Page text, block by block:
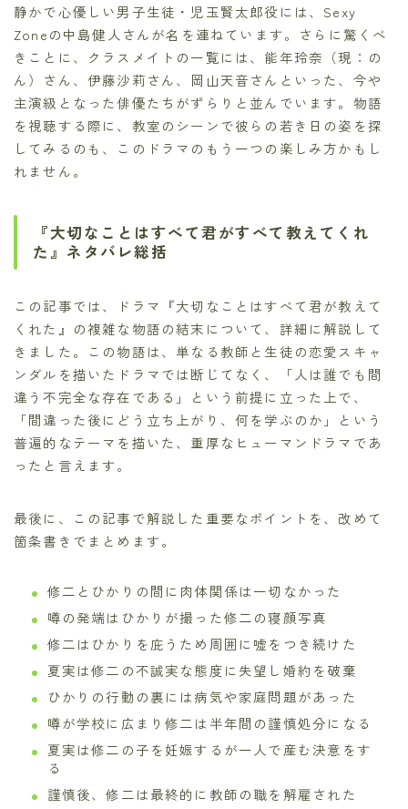
静かで心優しい男子生徒・児玉賢太郎役には、Sexy
Zoneの中島健人さんが名を連ねています。さらに驚くべ
きことに、クラスメイトの一覧には、能年玲奈（現：の
ん）さん、伊藤沙莉さん、岡山天音さんといった、今や
主演級となった俳優たちがずらりと並んでいます。物語
を視聴する際に、教室のシーンで彼らの若き日の姿を探
してみるのも、このドラマのもう一つの楽しみ方かもし
れません。
『大切なことはすべて君がすべて教えてくれ
た』ネタバレ総括
この記事では、ドラマ『大切なことはすべて君が教えて
くれた』の複雑な物語の結末について、詳細に解説して
きました。この物語は、単なる教師と生徒の恋愛スキャ
ンダルを描いたドラマでは断じてなく、「人は誰でも間
違う不完全な存在である」という前提に立った上で、
「間違った後にどう立ち上がり、何を学ぶのか」という
普遍的なテーマを描いた、重厚なヒューマンドラマであ
ったと言えます。
最後に、この記事で解説した重要なポイントを、改めて
箇条書きでまとめます。
修二とひかりの間に肉体関係は一切なかった
噂の発端はひかりが撮った修二の寝顔写真
修二はひかりを庇うため周囲に嘘をつき続けた
夏実は修二の不誠実な態度に失望し婚約を破棄
ひかりの行動の裏には病気や家庭問題があった
噂が学校に広まり修二は半年間の謹慎処分になる
夏実は修二の子を妊娠するが一人で産む決意をす
る
謹慎後、修二は最終的に教師の職を解雇された